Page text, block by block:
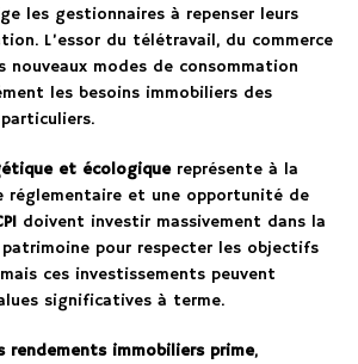
les gestionnaires à repenser leurs
L’essor du télétravail, du commerce
nouveaux modes de consommation
les besoins immobiliers des
et écologiquereprésente à la
réglementaire et une opportunité de
doivent investir massivement dans la
pour respecter les objectifs
ces investissements peuvent
significatives à terme.
rendements immobiliers prime,